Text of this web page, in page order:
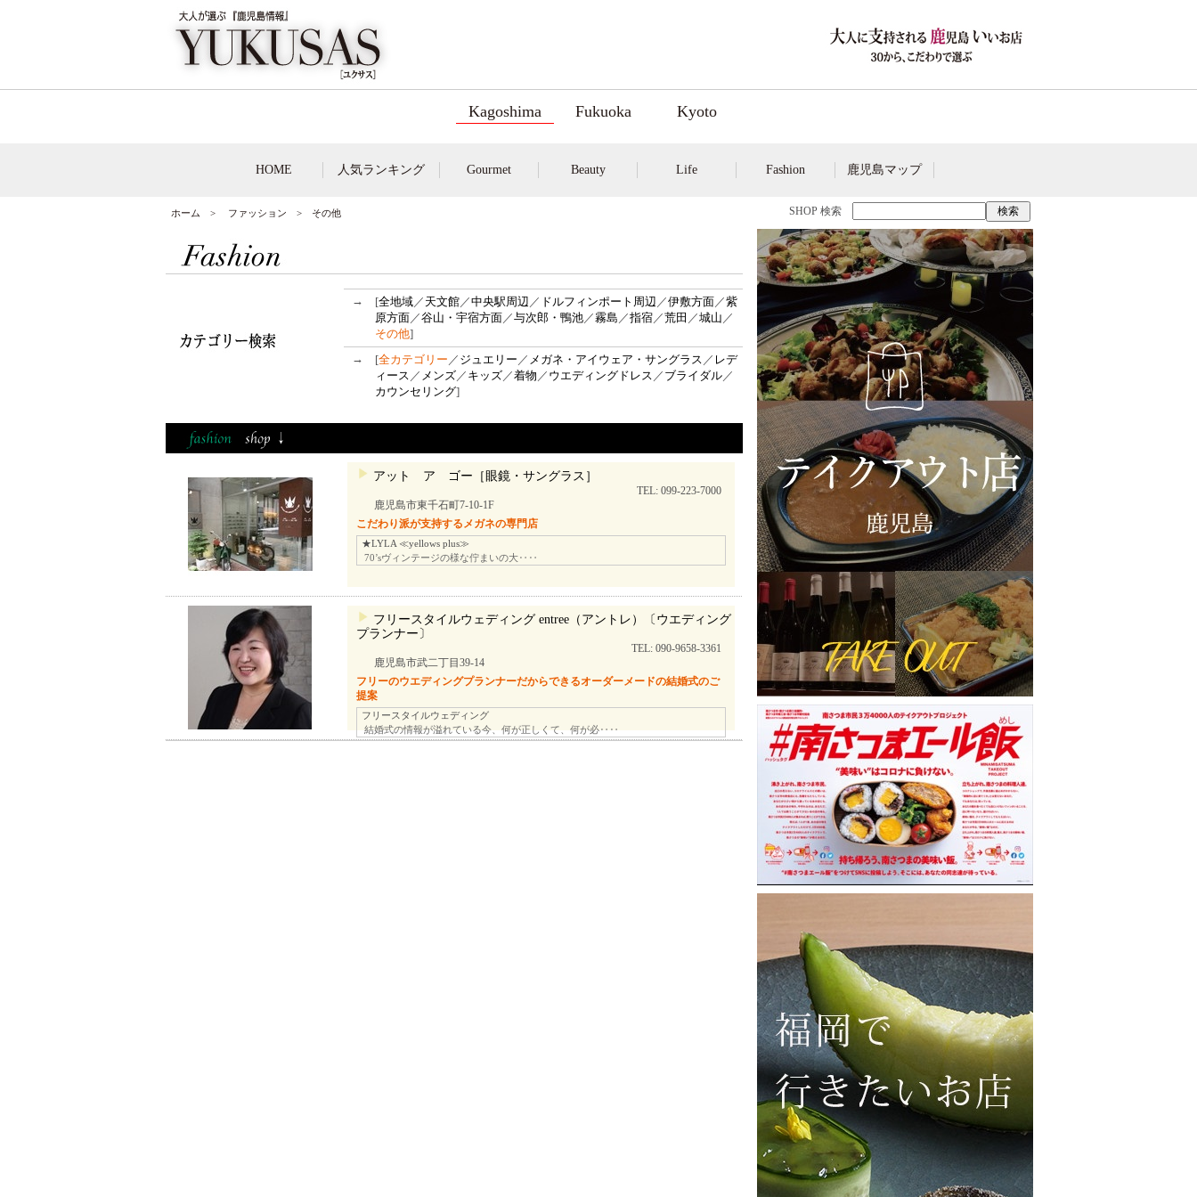
Kagoshima Fukuoka Kyoto
HOME 人気ランキング Gourmet Beauty Life Fashion 鹿児島マップ
ホーム > ファッション > その他 SHOP 検索
→ [全地域／ 天文館／中央駅周辺 ／ ドルフィンポート周辺 ／伊敷方面／紫
原方面／谷山・宇宿方面／与次郎・鴨池／霧島 ／指宿／荒田 ／城山 ／
その他]
→
[全カテゴリー ／ ジュエリー ／ メガネ・アイウェア・サングラス ／ レデ
ィース ／ メンズ／ キッズ／着物 ／ ウエディングドレス ／ ブライダル／
カウンセリング]
アット ア ゴー［眼鏡・サングラス］
TEL: 099-223-7000
鹿児島市東千石町7-10-1F
こだわり派が支持するメガネの専門店
★LYLA ≪yellows plus≫
70’sヴィンテージの様な佇まいの大‥‥
フリースタイルウェディング entree（アントレ）〔ウエディング
プランナー〕
TEL: 090-9658-3361
鹿児島市武二丁目39-14
フリーのウエディングプランナーだからできるオーダーメードの結婚式のご
提案
フリースタイルウェディング
結婚式の情報が溢れている今、何が正しくて、何が必‥‥